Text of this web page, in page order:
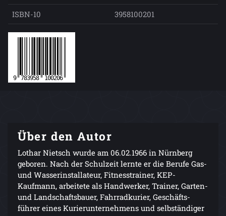
ISBN-10
3958100201
Über den Autor
Lothar Nietsch wurde am 06.02.1966 in Nürnberg
geboren. Nach der Schulzeit lernte er die Berufe Gas-
und Wasserinstallateur, Fitnesstrainer, KEP-
Kaufmann, arbeitete als Handwerker, Trainer, Garten-
und Landschaftsbauer, Fahrradkurier, Geschäfts-
führer eines Kurierunternehmens und selbständiger